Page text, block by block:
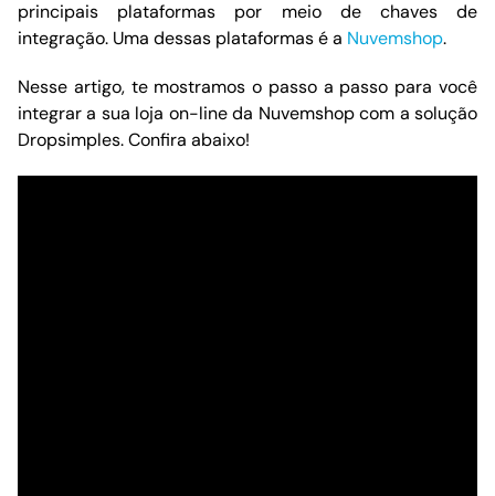
principais plataformas por meio de chaves de
integração. Uma dessas plataformas é a Nuvemshop.
Nesse artigo, te mostramos o passo a passo para você
integrar a sua loja on-line da Nuvemshop com a solução
Dropsimples. Confira abaixo!